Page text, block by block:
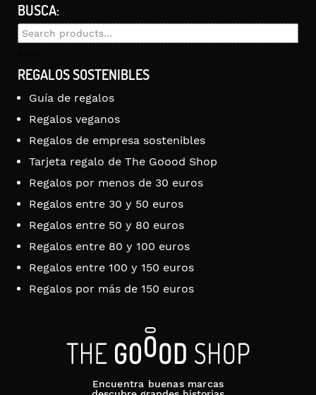
BUSCA:
Search
REGALOS SOSTENIBLES
Guía de regalos
Regalos veganos
Regalos de empresa sostenibles
Tarjeta regalo de The Goood Shop
Regalos por menos de 30 euros
Regalos entre 30 y 50 euros
Regalos entre 50 y 80 euros
Regalos entre 80 y 100 euros
Regalos entre 100 y 150 euros
Regalos por más de 150 euros
Encuentra buenas marcas